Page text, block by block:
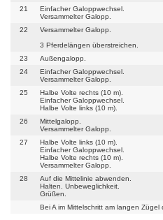
21
Einfacher Galoppwechsel.
Versammelter Galopp.
22
Versammelter Galopp.
3 Pferdelängen überstreichen.
23
Außengalopp.
24
Einfacher Galoppwechsel.
Versammelter Galopp.
25
Halbe Volte rechts (10 m).
Einfacher Galoppwechsel.
Halbe Volte links (10 m).
26
Mittelgalopp.
Versammelter Galopp.
27
Halbe Volte links (10 m).
Einfacher Galoppwechsel.
Halbe Volte rechts (10 m).
Versammelter Galopp.
28
Auf die Mittelinie abwenden.
Halten. Unbeweglichkeit.
Grüßen.
Bei A im Mittelschritt am langen Zügel